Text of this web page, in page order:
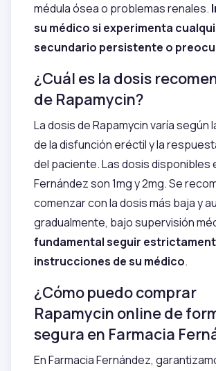
médula ósea o problemas renales.
su médico si experimenta
secundario persistente o
¿Cuál es la dosis
de Rapamycin?
La dosis de Rapamycin varía según
de la disfunción eréctil y la
del paciente. Las dosis disponibles
Fernández son 1mg y 2mg. Se
comenzar con la dosis más baja y
gradualmente, bajo supervisión
fundamental seguir
instrucciones de su médico.
¿Cómo puedo comprar
Rapamycin online de
segura en Farmacia
En Farmacia Fernández,